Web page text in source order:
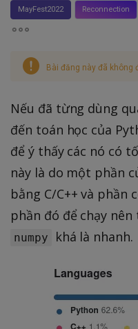
MayFest2022 Reconnection
Bài đăng này đã không
Nếu đã từng dùng
đến toán học của
để ý thấy các nó có
này là do một phần
bằng C/C++ và phần
phần đó để chạy
numpy khá là nhanh.